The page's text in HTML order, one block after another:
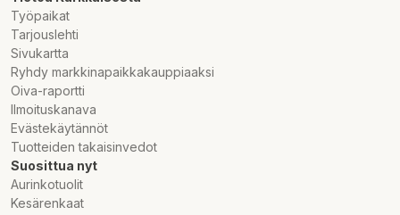
Työpaikat
Tarjouslehti
Sivukartta
Ryhdy markkinapaikkakauppiaaksi
Oiva-raportti
Ilmoituskanava
Evästekäytännöt
Tuotteiden takaisinvedot
Suosittua nyt
Aurinkotuolit
Kesärenkaat